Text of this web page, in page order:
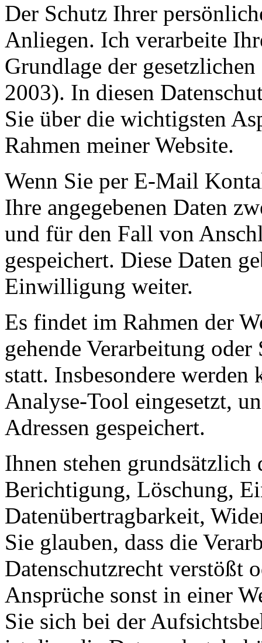
Der Schutz Ihrer
Anliegen. Ich verarbeite
Grundlage der
2003). In diesen
Sie über die wichtigsten
Rahmen meiner Website.
Wenn Sie per E-Mail
Ihre angegebenen Daten
und für den Fall von
gespeichert. Diese Daten
Einwilligung weiter.
Es findet im Rahmen der
gehende Verarbeitung
statt. Insbesondere
Analyse-Tool eingesetzt,
Adressen gespeichert.
Ihnen stehen
Berichtigung, Löschung,
Datenübertragbarkeit,
Sie glauben, dass die
Datenschutzrecht verstößt
Ansprüche sonst in einer
Sie sich bei der